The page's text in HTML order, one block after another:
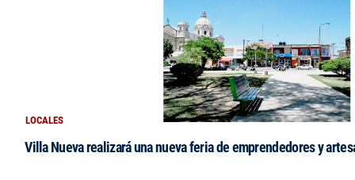
LOCALES
Villa Nueva realizará una nueva feria de emprendedores y